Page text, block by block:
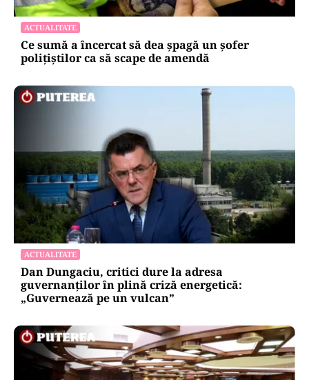
Cod roșu de caniculă extremă, prelungit în
șapte județe: temperaturi de până la 41 de
grade
ACTUALITATE
Ce sumă a încercat să dea șpagă un șofer
polițiștilor ca să scape de amendă